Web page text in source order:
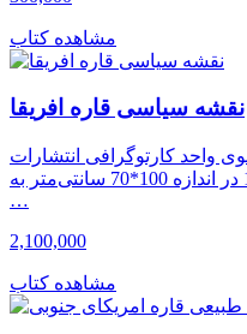
مشاهده کتاب
نقشه سیاسی قاره افریقا
واحد کارتوگرافی انتشارات
ایرانشناسی در مقیاس 1:11.500.000 در اندازه 100*70 سانتی‌متر به
…
2,100,000
مشاهده کتاب